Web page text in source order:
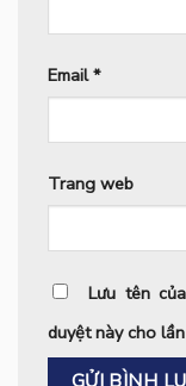
Email*
Trang web
Lưu tên
duyệt này cho